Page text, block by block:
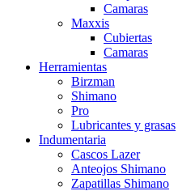
Camaras
Maxxis
Cubiertas
Camaras
Herramientas
Birzman
Shimano
Pro
Lubricantes y grasas
Indumentaria
Cascos Lazer
Anteojos Shimano
Zapatillas Shimano